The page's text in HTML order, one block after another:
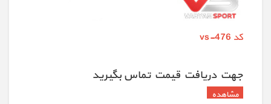
کد vs-476
جهت دريافت قيمت تماس بگيريد